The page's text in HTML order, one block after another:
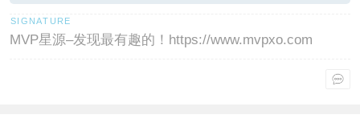
MVP星源–发现最有趣的！https://www.mvpxo.com